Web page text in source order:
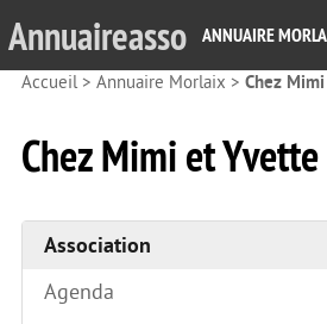
Annuaireasso ANNUAIRE
Accueil> Annuaire Morlaix > Chez
Chez Mimi et Yvette
Association
Agenda